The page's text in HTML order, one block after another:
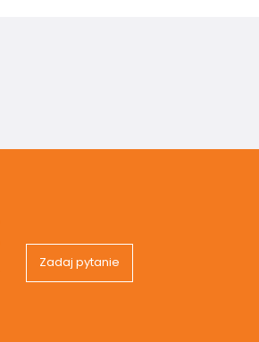
Zadaj pytanie